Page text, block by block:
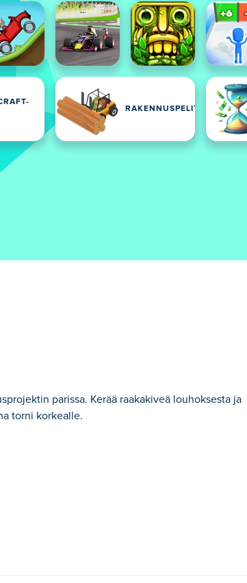
RAKENNUSPELIT
parissa. Kerää raakakiveä louhoksesta ja
torni korkealle.